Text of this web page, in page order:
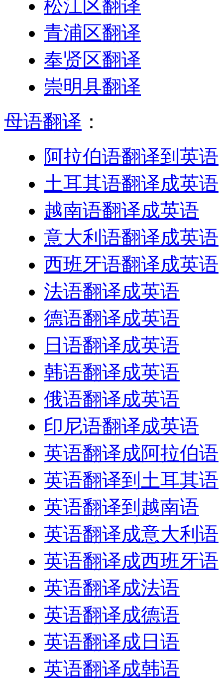
松江区翻译
青浦区翻译
奉贤区翻译
崇明县翻译
母语翻译 ：
阿拉伯语翻译到英语
土耳其语翻译成英语
越南语翻译成英语
意大利语翻译成英语
西班牙语翻译成英语
法语翻译成英语
德语翻译成英语
日语翻译成英语
韩语翻译成英语
俄语翻译成英语
印尼语翻译成英语
英语翻译成阿拉伯语
英语翻译到土耳其语
英语翻译到越南语
英语翻译成意大利语
英语翻译成西班牙语
英语翻译成法语
英语翻译成德语
英语翻译成日语
英语翻译成韩语